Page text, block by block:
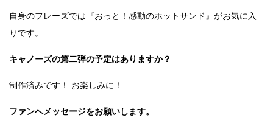
自身のフレーズでは『おっと！感動のホットサンド』がお気に入
りです。
キャノーズの第二弾の予定はありますか？
制作済みです！ お楽しみに！
ファンへメッセージをお願いします。